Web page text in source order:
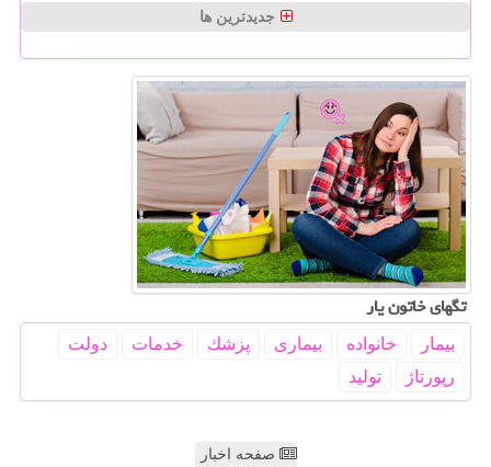
جدیدترین ها
تگهای خاتون یار
بیمار خانواده بیماری پزشك خدمات
دولت
رپورتاژ
تولید
صفحه اخبار